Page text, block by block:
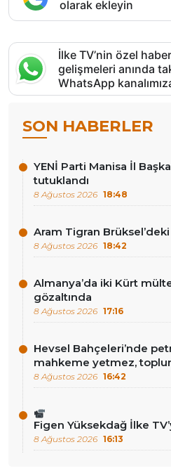
olarak ekleyin
İlke TV’nin özel
gelişmeleri anında
WhatsApp
SON HABERLER
YENİ Parti Manisa İl
tutuklandı
8 Ağustos 2026 18:48
Aram Tigran Brüksel’deki
8 Ağustos 2026 18:42
Almanya’da iki Kürt
gözaltında
8 Ağustos 2026 17:16
Hevsel Bahçeleri’nde
mahkeme yetmez,
8 Ağustos 2026 16:42
Figen Yüksekdağ İlke
8 Ağustos 2026 16:13